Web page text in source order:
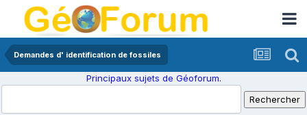
Demandes d' identification de fossiles
Principaux sujets de Géoforum.